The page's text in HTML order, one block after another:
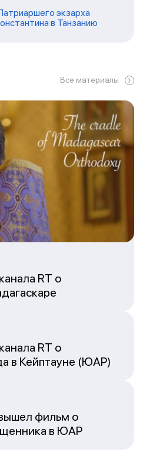
экзарха
в Танзанию
Все материалы
RT о
RT о
в Кейптауне (ЮАР)
фильм о
в ЮАР